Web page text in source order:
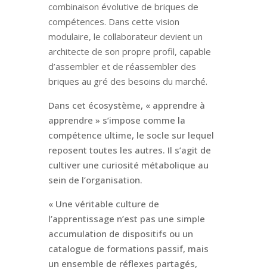
combinaison évolutive de briques de
compétences. Dans cette vision
modulaire, le collaborateur devient un
architecte de son propre profil, capable
d’assembler et de réassembler des
briques au gré des besoins du marché.
Dans cet écosystème, « apprendre à
apprendre » s’impose comme la
compétence ultime, le socle sur lequel
reposent toutes les autres. Il s’agit de
cultiver une curiosité métabolique au
sein de l’organisation.
« Une véritable culture de
l’apprentissage n’est pas une simple
accumulation de dispositifs ou un
catalogue de formations passif, mais
un ensemble de réflexes partagés,